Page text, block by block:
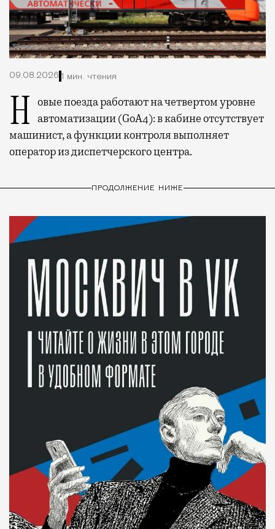
09.08.2026 1 мин. чтения
Новые поезда работают на четвертом уровне автоматизации (GoA4): в кабине отсутствует
машинист, а функции контроля выполняет
оператор из диспетчерского центра.
ПРОДОЛЖЕНИЕ НИЖЕ